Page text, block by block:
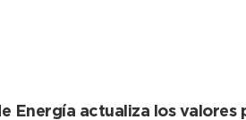
actualiza los valores